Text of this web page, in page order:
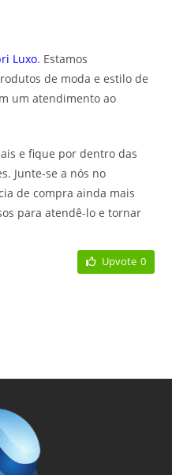
Luxo. Estamos
de moda e estilo de
um atendimento ao
e fique por dentro das
Junte-se a nós no
de compra ainda mais
para atendê-lo e tornar
Upvote 0